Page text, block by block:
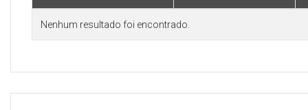
Nenhum resultado foi encontrado.